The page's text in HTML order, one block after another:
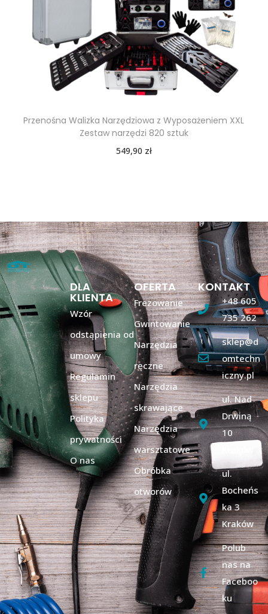
Przenośna Walizka Narzędziowa z Wyposażeniem XXL
Zestaw narzędzi 820 sztuk
549,90 zł
DLA
KLIENTA
Wzór
odstąpienia od
umowy
Regulamin
sklepu
Polityka
prywatności
O nas
OFERTA
Frezowanie
Gwintowanie
Narzędzia
ręczne
Narzędzia
skrawające
Narzędzia
warsztatowe
Obróbka
otworów
KONTAKT
+48 605
735 262
sklep@d
omtechn
iczny.pl
ul. Nad
Drwiną
10
ul.
Bocheńs
ka 3
Kraków
Polub
nas na
Faceboo
ku